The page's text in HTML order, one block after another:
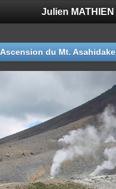
Julien MATHIEN
Ascension du Mt. Asahidake